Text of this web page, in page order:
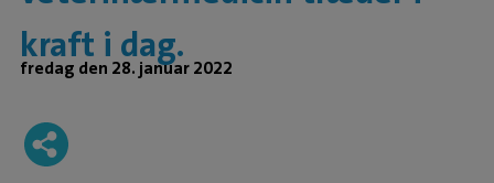
kraft i dag.
fredag den 28. januar 2022